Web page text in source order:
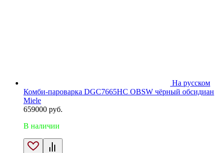
На русском
Комби-пароварка DGC7665HC OBSW чёрный обсидиан
Miele
659000 руб.
В наличии